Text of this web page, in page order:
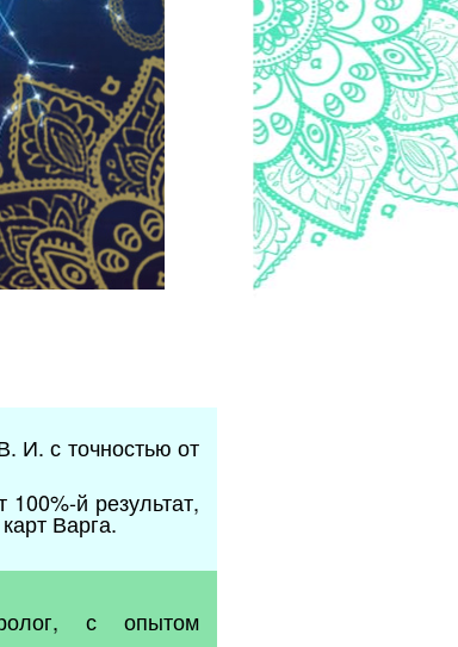
И. с точностью от
й результат,
Варга.
с опытом